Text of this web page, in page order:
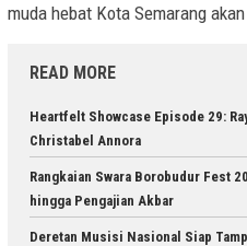
muda hebat Kota Semarang
READ MORE
Heartfelt Showcase Episode 29:
Christabel Annora
Rangkaian Swara Borobudur Fest
hingga Pengajian Akbar
Deretan Musisi Nasional Siap